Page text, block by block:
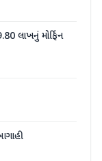
લાખનું મોર્ફિન